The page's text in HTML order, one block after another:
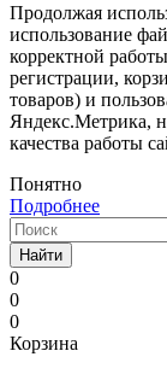
Продолжая
использование
корректной
регистрации,
товаров) и
Яндекс.Метрика,
качества работы
Понятно
Подробнее
Найти
0
0
0
Корзина